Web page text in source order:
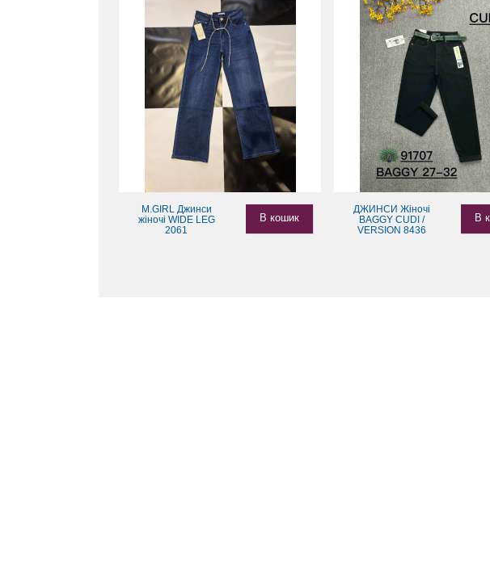
M.GIRL Джинси
жіночі WIDE LEG
2061
В кошик
ДЖИНСИ Жіночі
BAGGY CUDI /
VERSION 8436
В